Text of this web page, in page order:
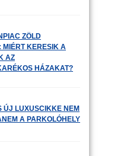
ZÖLD
MIÉRT KERESIK A
AZ
HÁZAKAT?
ÚJ LUXUSCIKKE NEM
A PARKOLÓHELY